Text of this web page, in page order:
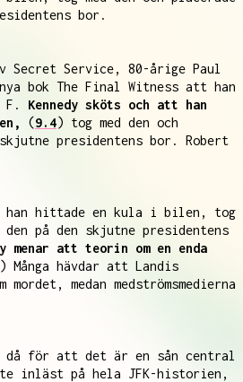
bor.
Secret Service, 80-årige Paul
bok The Final Witness att han
F. Kennedy sköts och att han
(9.4) tog med den och
presidentens bor. Robert
han hittade en kula i bilen, tog
den på den skjutne presidentens
menar att teorin om en enda
) Många hävdar att Landis
medan medströmsmedierna
då för att det är en sån central
inläst på hela JFK-historien,